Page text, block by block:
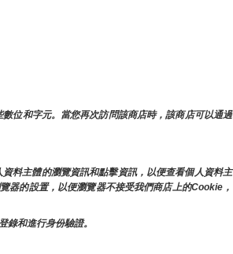
位和字元。當您再次訪問該商店時，該商店可以通過
料主體的瀏覽資訊和點擊資訊，以便查看個人資料主
器的設置，以便瀏覽器不接受我們商店上的Cookie，
和進行身份驗證。